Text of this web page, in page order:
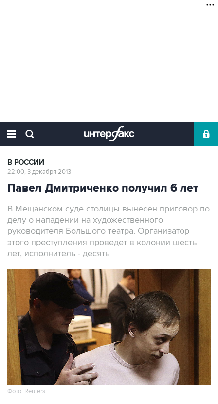
В РОССИИ
22:00, 3 декабря 2013
Павел Дмитриченко получил 6 лет
В Мещанском суде столицы вынесен приговор по
делу о нападении на художественного
руководителя Большого театра. Организатор
этого преступления проведет в колонии шесть
лет, исполнитель - десять
Фото: Reuters